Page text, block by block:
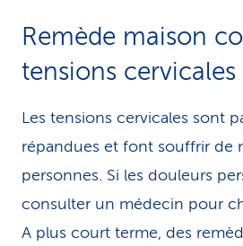
Remède maison
tensions cervicales
Les tensions cervicales sont
répandues et font souffrir de
personnes. Si les douleurs
consulter un médecin pour
A plus court terme, des